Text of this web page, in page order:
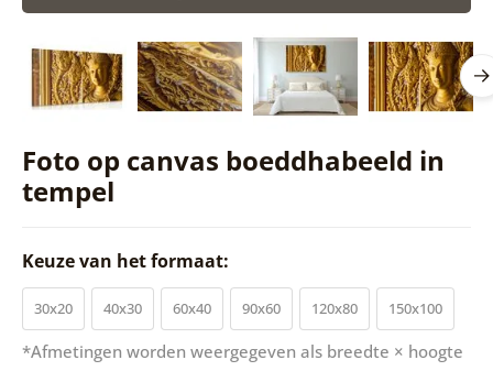
Foto op canvas boeddhabeeld in
tempel
Keuze van het formaat:
30x20 40x30 60x40 90x60 120x80 150x100
*Afmetingen worden weergegeven als breedte × hoogte